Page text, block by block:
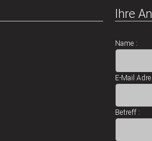
Ihre
Name :
E-Mail
Betreff :